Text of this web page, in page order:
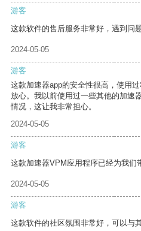
游客
这款软件的售后服务非常好，遇到问
2024-05-05
游客
这款加速器app的安全性很高，使用
放心。我以前使用过一些其他的加速
情况，这让我非常担心。
2024-05-05
游客
这款加速器VPM应用程序已经为我们
2024-05-05
游客
这款软件的社区氛围非常好，可以与